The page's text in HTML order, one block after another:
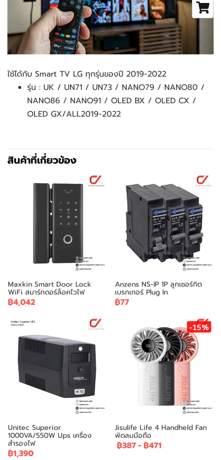
ใช้ได้กับ Smart TV LG ทุกรุ่นของปี 2019-2022
รุ่น : UK / UN71 / UN73 / NANO79 / NANO80 /
NANO86 / NANO91 / OLED BX / OLED CX /
OLED GX/ALL2019-2022
สินค้าที่เกี่ยวข้อง
Maxkin Smart Door Lock
WiFi สมาร์ทดอร์ล็อคไวไฟ
฿4,042
Anzens NS-IP 1P ลูกเซอร์กิต
เบรกเกอร์ Plug In
฿77
Unitec Superior
1000VA/550W Ups เครื่อง
สำรองไฟ
฿1,390
-15%
Jisulife Life 4 Handheld Fan
พัดลมมือถือ
฿387- ฿471